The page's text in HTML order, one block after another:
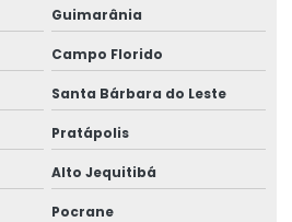
Guimarânia
Campo Florido
Santa Bárbara do Leste
Pratápolis
Alto Jequitibá
Pocrane